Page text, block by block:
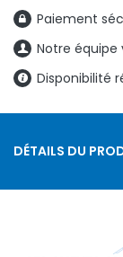
Paiement
Notre équipe
Disponibilité
DÉTAILS DU